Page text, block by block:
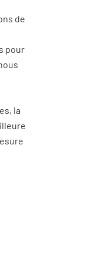
de
pour
la